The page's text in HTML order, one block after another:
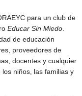
para un club de
Educar Sin Miedo
de educación
proveedores de
docentes y cualquier
niños, las familias y